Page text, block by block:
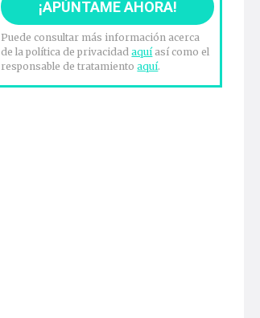
Puede consultar más información acerca
de la política de privacidadaquíasí como el
responsable de tratamientoaquí.